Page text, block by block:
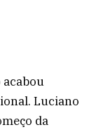
acabou
Luciano
da